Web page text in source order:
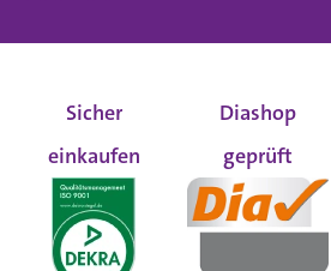
Sicher
einkaufen
Diashop
geprüft